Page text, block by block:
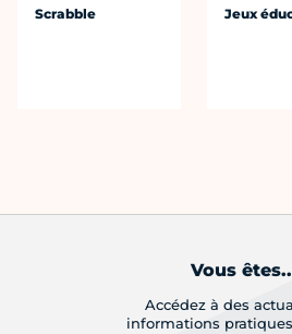
Scrabble Jeux
Vous
Accédez à des
informations